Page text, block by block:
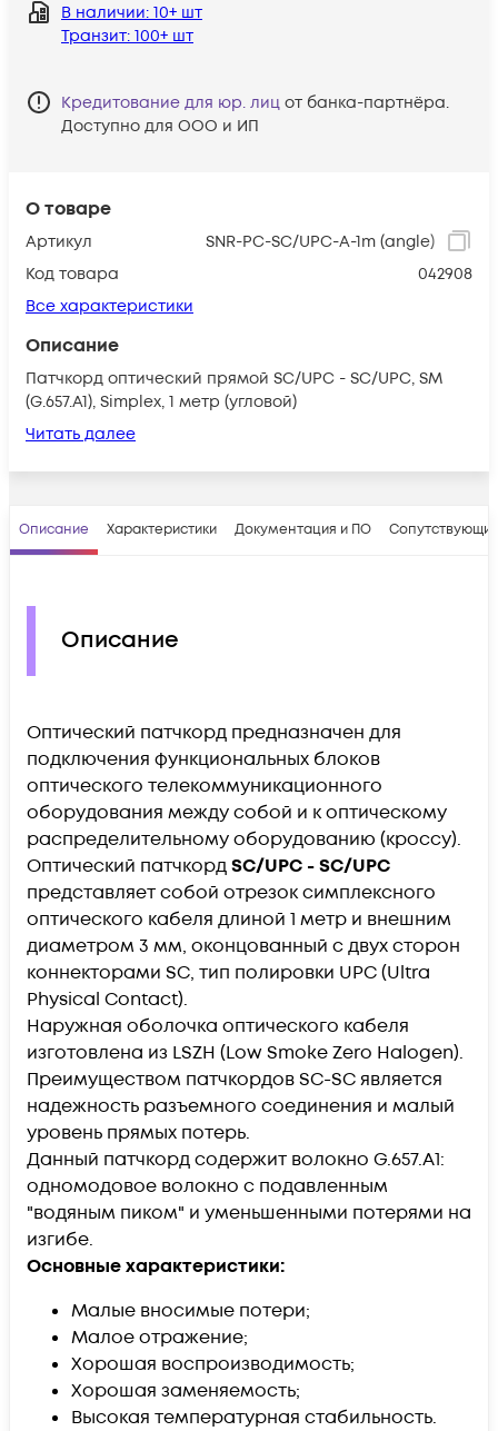
О товаре
Артикул
SNR-PC-SC/UPC-A-1m (angle)
Код товара
042908
Все характеристики
Описание
Патчкорд оптический прямой SC/UPC - SC/UPC, SM
(G.657.A1), Simplex, 1 метр (угловой)
Читать далее
В наличии: 10+ шт
Транзит: 100+ шт
Кредитование для юр. лиц от банка-партнёра.
Доступно для ООО и ИП
Описание Характеристики Документация и ПО
Описание
Оптический патчкорд предназначен для
подключения функциональных блоков
оптического телекоммуникационного
оборудования между собой и к оптическому
распределительному оборудованию (кроссу).
Оптический патчкордSC/UPC - SC/UPC
представляет собой отрезок симплексного
оптического кабеля длиной 1 метр и внешним
диаметром 3 мм, оконцованный с двух сторон
коннекторами SC, тип полировки UPC (Ultra
Physical Contact).
Наружная оболочка оптического кабеля
изготовлена из LSZH (Low Smoke Zero Halogen).
Преимуществом патчкордов SC-SC является
надежность разъемного соединения и малый
уровень прямых потерь.
Данный патчкорд содержит волокно G.657.А1:
одномодовое волокно с подавленным
"водяным пиком" и уменьшенными потерями на
изгибе.
Основные характеристики:
Малые вносимые потери;
Малое отражение;
Хорошая воспроизводимость;
Хорошая заменяемость;
Высокая температурная стабильность.